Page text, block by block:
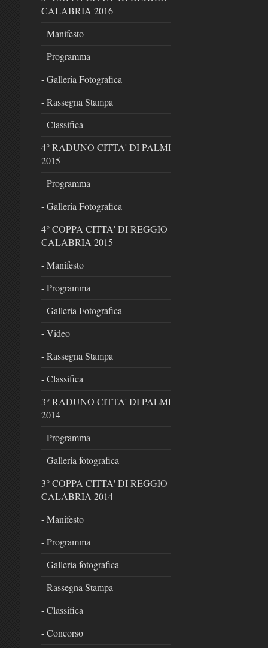
CALABRIA 2016
- Manifesto
- Programma
- Galleria Fotografica
- Rassegna Stampa
- Classifica
4° RADUNO CITTA' DI PALMI
2015
- Programma
- Galleria Fotografica
4° COPPA CITTA' DI REGGIO
CALABRIA 2015
- Manifesto
- Programma
- Galleria Fotografica
- Video
- Rassegna Stampa
- Classifica
3° RADUNO CITTA' DI PALMI
2014
- Programma
- Galleria fotografica
3° COPPA CITTA' DI REGGIO
CALABRIA 2014
- Manifesto
- Programma
- Galleria fotografica
- Rassegna Stampa
- Classifica
- Concorso